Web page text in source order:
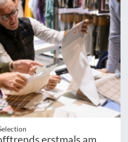
erstmals am